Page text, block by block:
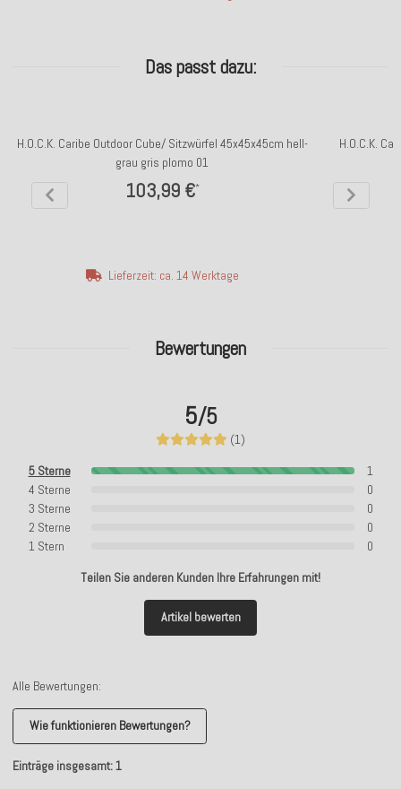
Bewertungen
5/5
(1)
5 Sterne
1
4 Sterne
0
3 Sterne
0
2 Sterne
0
1 Stern
0
Teilen Sie anderen Kunden Ihre Erfahrungen mit!
Artikel bewerten
Alle Bewertungen:
Wie funktionieren Bewertungen?
Einträge insgesamt: 1
Das passt dazu:
H.O.C.K. Caribe Outdoor Cube/ Sitzwürfel 45x45x45cm hell-
grau gris plomo 01
103,99 €*
Lieferzeit: ca. 14 Werktage
H.O.C.K.